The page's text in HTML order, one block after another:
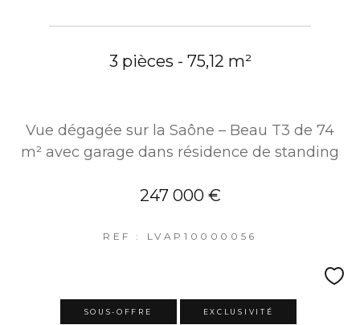
3 pièces - 75,12 m²
Vue dégagée sur la Saône – Beau T3 de 74
m² avec garage dans résidence de standing
247 000 €
REF : LVAP10000056
SOUS-OFFRE EXCLUSIVITÉ